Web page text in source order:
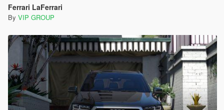
Ferrari LaFerrari
By VIP GROUP